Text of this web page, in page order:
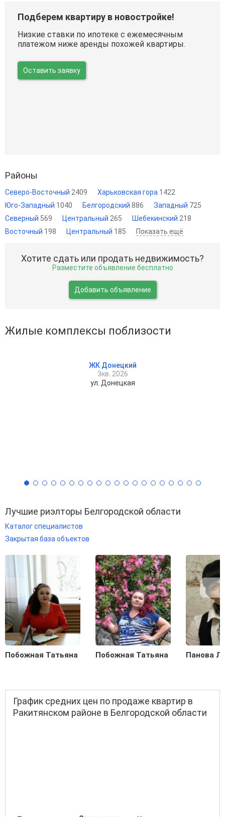
Подберем квартиру в новостройке!
Низкие ставки по ипотеке с ежемесячным
платежом ниже аренды похожей квартиры.
Оставить заявку
Районы
Северо-Восточный 2409 Харьковская гора 1422
Юго-Западный 1040 Белгородский 886 Западный 725
Северный 569 Центральный 265 Шебекинский 218
Восточный 198 Центральный 185 Показать ещё
Хотите сдать или продать недвижимость?
Разместите объявление бесплатно
Добавить объявление
Жилые комплексы поблизости
ЖК Донецкий
3кв. 2026
ул. Донецкая
Лучшие риэлторы Белгородской области
Каталог специалистов
Закрытая база объектов
Побожная Татьяна Побожная Татьяна Панова
График средних цен по продаже квартир в
Ракитянском районе в Белгородской области